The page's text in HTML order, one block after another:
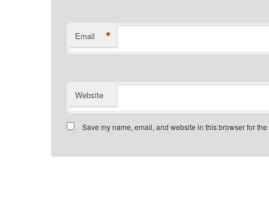
Email *
Website
Save my name, email, and website in this browser for